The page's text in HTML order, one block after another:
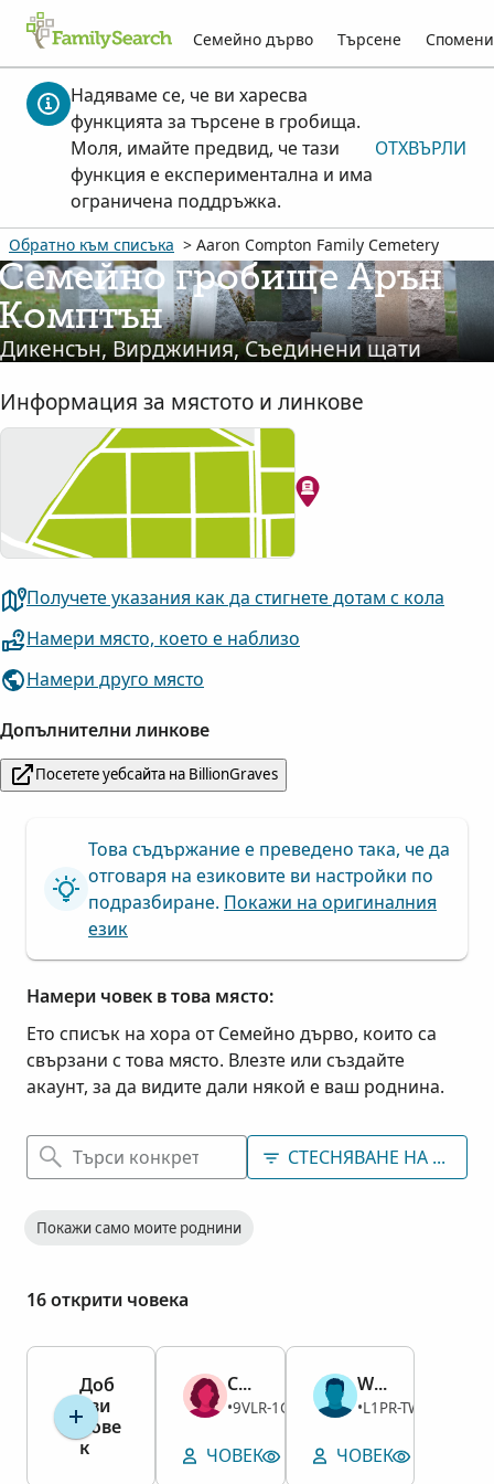
Семейно дърво Търсене Спомени
Надяваме се, че ви харесва
функцията за търсене в гробища.
Моля, имайте предвид, че тази
функция е експериментална и има
ограничена поддръжка.
ОТХВЪРЛИ
Обратно към списъка > Aaron Compton Family Cemetery
гробище Арън
Дикенсън, Вирджиния, Съединени щати
Информация за мястото и линкове
Получете указания как да стигнете дотам с кола
Намери място, което е наблизо
Намери друго място
Допълнителни линкове
Посетете уебсайта на BillionGraves
Това съдържание е преведено така, че да
отговаря на езиковите ви настройки по
подразбиране. Покажи на оригиналния
език
Намери човек в това място:
Ето списък на хора от Семейно дърво, които са
свързани с това място. Влезте или създайте
акаунт, за да видите дали някой е ваш роднина.
СТЕСНЯВАНЕ НА
Покажи само моите роднини
16 открити човека
Доб
ави
чове
к
Chloe Erma Compton
Жена
1911–1994
•9VLR-1GH
ЧОВЕК ПОКАЖИ ГРОБА
William Floyd Compton
Мъж
1904–1985
•L1PR-TWM
ЧОВЕК